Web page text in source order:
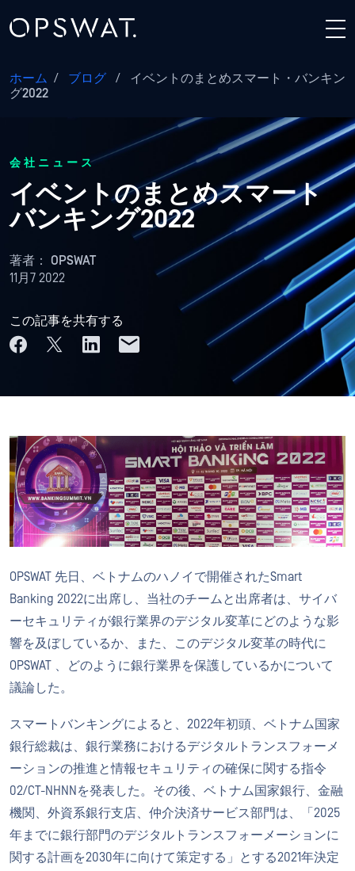
ホーム / ブログ /
イベントのまとめスマート・バンキン
グ2022
会社ニュース
イベントのまとめスマート
バンキング2022
著者： OPSWAT
11月7 2022
この記事を共有する
OPSWAT 先日、ベトナムのハノイで開催されたSmart
Banking 2022に出席し、当社のチームと出席者は、サイバ
ーセキュリティが銀行業界のデジタル変革にどのような影
響を及ぼしているか、また、このデジタル変革の時代に
OPSWAT 、どのように銀行業界を保護しているかについて
議論した。
スマートバンキングによると、2022年初頭、ベトナム国家
銀行総裁は、銀行業務におけるデジタルトランスフォーメ
ーションの推進と情報セキュリティの確保に関する指令
02/CT-NHNNを発表した。その後、ベトナム国家銀行、金融
機関、外資系銀行支店、仲介決済サービス部門は、「2025
年までに銀行部門のデジタルトランスフォーメーションに
関する計画を2030年に向けて策定する」とする2021年決定